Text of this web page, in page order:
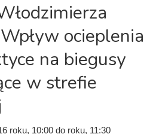
ocieplenia
na biegusy
w strefie
roku, 10:00 do roku, 11:30